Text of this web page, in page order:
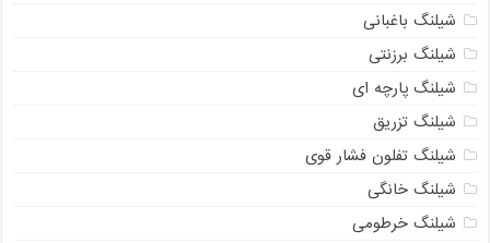
شیلنگ باغبانی
شیلنگ برزنتی
شیلنگ پارچه‌ ای
شیلنگ تزریق
شیلنگ تفلون فشار قوی
شیلنگ خانگی
شیلنگ خرطومی